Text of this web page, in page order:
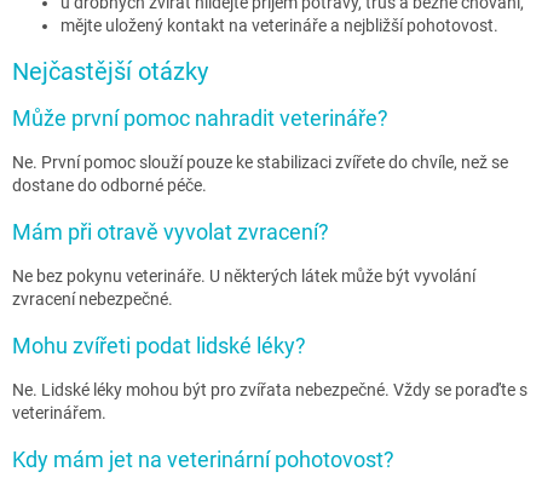
mějte uložený kontakt na veterináře a nejbližší pohotovost.
Nejčastější otázky
Může první pomoc nahradit veterináře?
Ne. První pomoc slouží pouze ke stabilizaci zvířete do chvíle, než se
dostane do odborné péče.
Mám při otravě vyvolat zvracení?
Ne bez pokynu veterináře. U některých látek může být vyvolání
zvracení nebezpečné.
Mohu zvířeti podat lidské léky?
Ne. Lidské léky mohou být pro zvířata nebezpečné. Vždy se poraďte s
veterinářem.
Kdy mám jet na veterinární pohotovost?